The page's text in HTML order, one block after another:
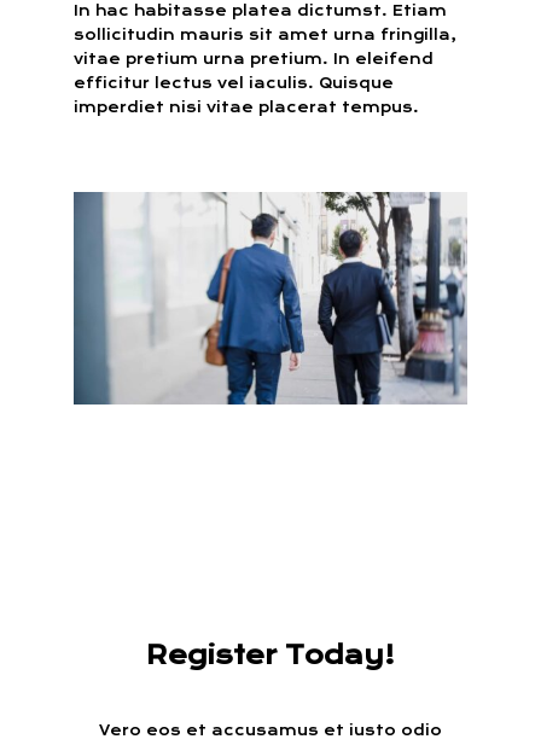
In hac habitasse platea dictumst. Etiam
sollicitudin mauris sit amet urna fringilla,
vitae pretium urna pretium. In eleifend
efficitur lectus vel iaculis. Quisque
imperdiet nisi vitae placerat tempus.
Register Today!
Vero eos et accusamus et iusto odio